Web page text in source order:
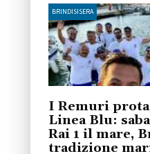
BRINDISISERA
I Remuri
Linea Blu:
Rai 1 il mare,
tradizione